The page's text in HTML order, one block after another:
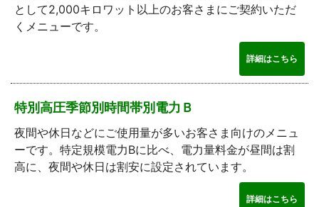
として2,000キロワット以上のお客さまにご契約いただ
くメニューです。
詳細はこちら
特別高圧季節別時間帯別電力Ｂ
夜間や休日などにご使用量が多いお客さま向けのメニュ
ーです。特定規模電力Bに比べ、電力量料金が昼間は割
高に、夜間や休日は割安に設定されています。
詳細はこちら